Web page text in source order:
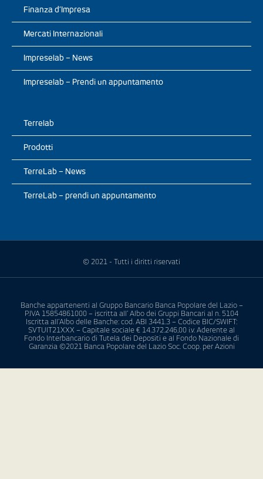
Finanza d’Impresa
Mercati Internazionali
Impreselab – News
Impreselab – Prendi un appuntamento
Terrelab
Prodotti
TerreLab – News
TerreLab – prendi un appuntamento
© 2021 - Tutti i diritti riservati
Banche appartenenti al Gruppo Bancario Banca Popolare del Lazio –
P.IVA 15854861000 – iscritta all’ Albo dei Gruppi Bancari al n. 5104
Iscritta all’Albo delle Banche: cod. ABI 3441.3 – Codice BIC/SWIFT:
SVTUIT21XXX – Capitale sociale € 14.372.246,00 i.v. Aderente al
Fondo Interbancario di Tutela dei Depositi e al Fondo Nazionale di
Garanzia ©2021 Banca Popolare del Lazio Soc. Coop. per Azioni